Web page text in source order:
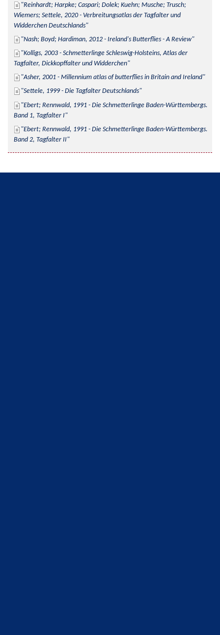
Reinhardt; Harpke; Caspari; Dolek; Kuehn; Musche; Trusch;
Wiemers; Settele, 2020 - Verbreitungsatlas der Tagfalter und
Widderchen Deutschlands
Nash; Boyd; Hardiman, 2012 - Ireland's Butterflies - A Review
Kolligs, 2003 - Schmetterlinge Schleswig-Holsteins, Atlas der
Tagfalter, Dickkopffalter und Widderchen
Asher, 2001 - Millennium atlas of butterflies in Britain and Ireland
Settele, 1999 - Die Tagfalter Deutschlands
Ebert; Rennwald, 1991 - Die Schmetterlinge Baden-Württembergs.
Band 1, Tagfalter I
Ebert; Rennwald, 1991 - Die Schmetterlinge Baden-Württembergs.
Band 2, Tagfalter II